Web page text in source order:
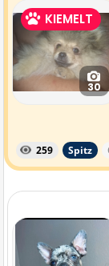
KIEMELT
30
259 Spitz